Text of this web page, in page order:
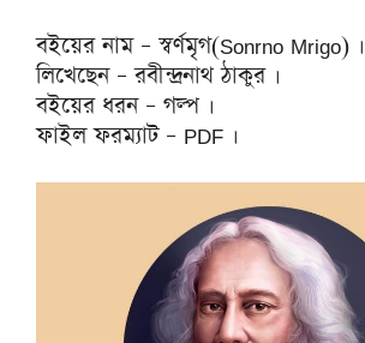
বইয়ের নাম – স্বর্ণমৃগ(Sonrno Mrigo) ।
লিখেছেন – রবীন্দ্রনাথ ঠাকুর ।
বইয়ের ধরন – গল্প ।
ফাইল ফরম্যাট – PDF ।